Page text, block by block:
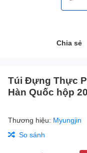
Chia sẻ
Túi Đựng Thực
Hàn Quốc hộp
Thương hiệu: Myungjin
So sánh